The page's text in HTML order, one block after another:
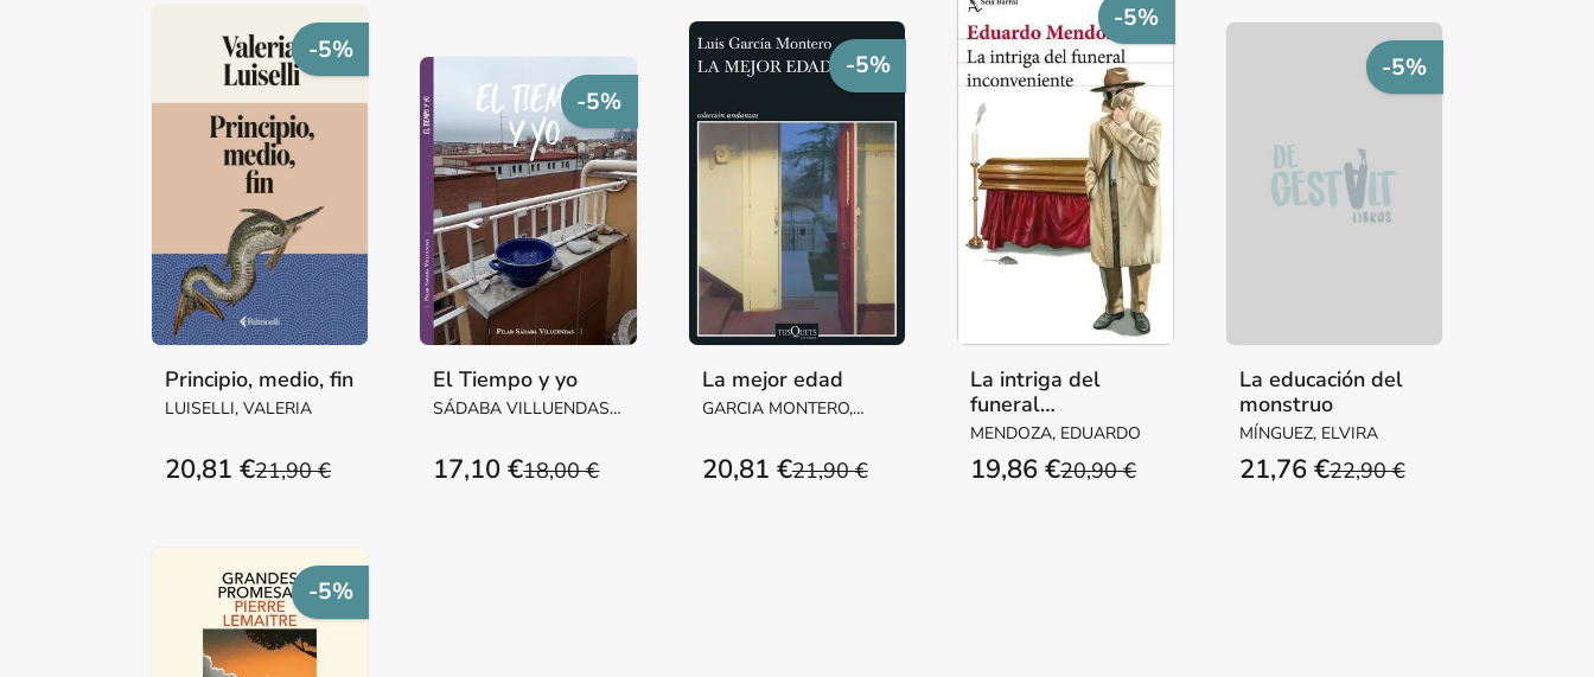
-5%
Principio, medio, fin
LUISELLI, VALERIA
21,90 €
20,81 €
-5%
El Tiempo y yo
SÁDABA VILLUENDAS,
18,00 €
17,10 €
-5%
La mejor edad
GARCIA MONTERO,
21,90 €
20,81 €
-5%
La intriga del
funeral
inconveniente
MENDOZA, EDUARDO
20,90 €
19,86 €
-5%
La educación del
monstruo
MÍNGUEZ, ELVIRA
22,90 €
21,76 €
-5%